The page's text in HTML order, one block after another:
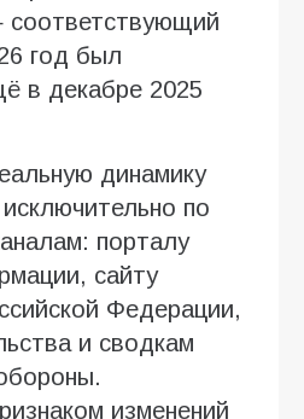
год был
в декабре 2025
динамику
по
порталу
сайту
Федерации,
и сводкам
изменений